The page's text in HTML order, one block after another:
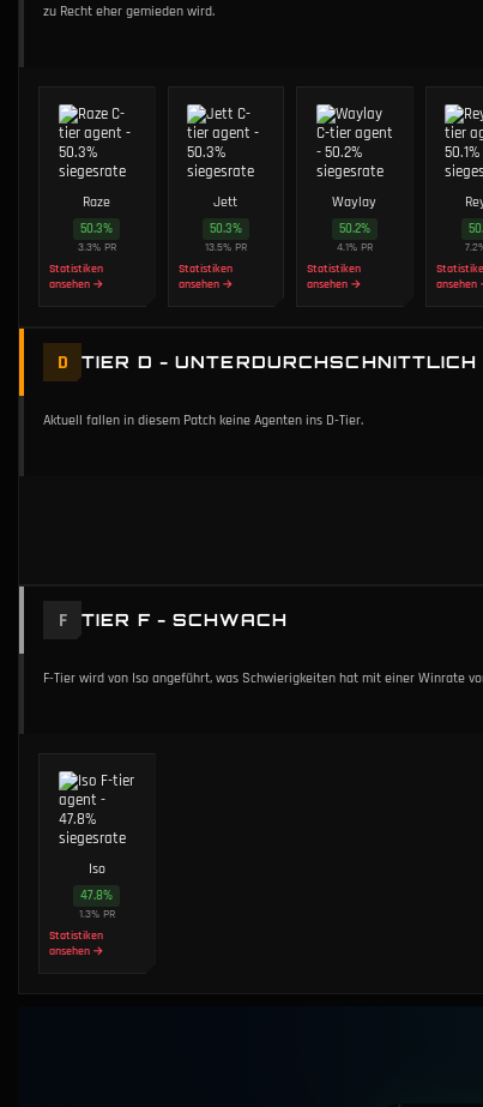
zu Recht eher gemieden wird.
Raze
50.3%
3.3% PR
Statistiken
ansehen →
Jett
50.3%
13.5% PR
Statistiken
ansehen →
Waylay
50.2%
4.1% PR
Statistiken
ansehen →
7.2
ansehen
D TIER D - UNTERDURCHSCHNITTLICH
Aktuell fallen in diesem Patch keine Agenten ins D-Tier.
F TIER F - SCHWACH
F-Tier wird von Iso angeführt, was Schwierigkeiten hat mit einer Winrate
Iso
47.8%
1.3% PR
Statistiken
ansehen →